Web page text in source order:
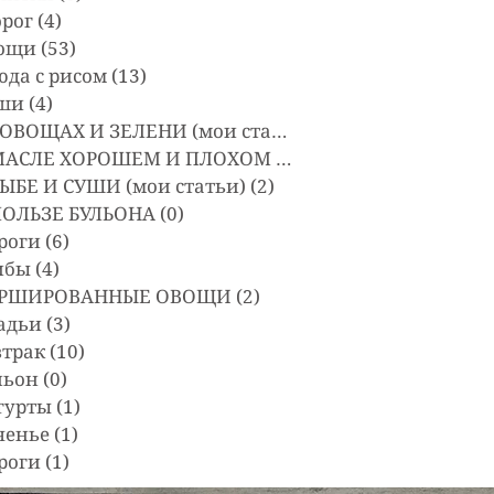
(4)
(53)
с рисом (13)
(4)
ОБ ОВОЩАХ И ЗЕЛЕНИ (мои статьи)
О МАСЛЕ ХОРОШЕМ И ПЛОХОМ (мои стать
И СУШИ (мои статьи) (2)
БУЛЬОНА (0)
(6)
(4)
ОВОЩИ (2)
(3)
(10)
(0)
(1)
(1)
(1)